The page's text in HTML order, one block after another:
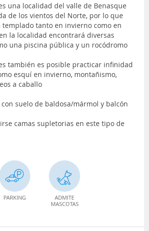
una localidad del valle de Benasque
de los vientos del Norte, por lo que
templado tanto en invierno como en
la localidad encontrará diversas
una piscina pública y un rocódromo
también es posible practicar infinidad
esquí en invierno, montañismo,
a caballo
suelo de baldosa/mármol y balcón
camas supletorias en este tipo de
PARKING
ADMITE
MASCOTAS